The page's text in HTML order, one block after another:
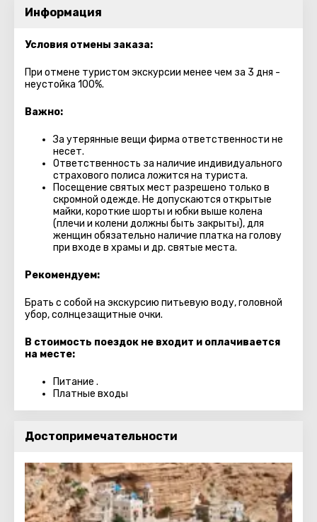
Информация
Условия отмены заказа:
При отмене туристом экскурсии менее чем за 3 дня -
неустойка 100%.
Важно:
За утерянные вещи фирма ответственности не
несет.
Ответственность за наличие индивидуального
страхового полиса ложится на туриста.
Посещение святых мест разрешено только в
скромной одежде. Не допускаются открытые
майки, короткие шорты и юбки выше колена
(плечи и колени должны быть закрыты), для
женщин обязательно наличие платка на голову
при входе в храмы и др. святые места.
Рекомендуем:
Брать с собой на экскурсию питьевую воду, головной
убор, солнцезащитные очки.
В стоимость поездок не входит и оплачивается
на месте:
Питание .
Платные входы
Достопримечательности